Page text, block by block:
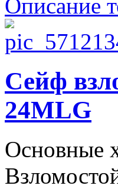
Описание
Сейф
24MLG
Основные